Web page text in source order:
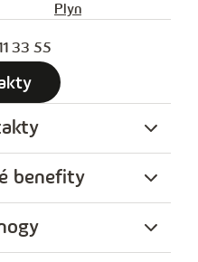
Plyn
33 55
benefity